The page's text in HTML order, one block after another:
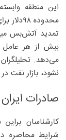
این منطقه
تمدید آتش‌بس
بیش از هر
می‌دهد.
نشود، بازار نفت
صادرات
کارشناسان
شرایط محاصره